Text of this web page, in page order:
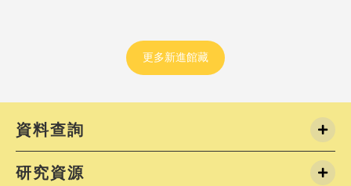
施工期間第二閱覽室將暫停開放，同
6604 會議室作為自習使用。實際施工
6604會議室開放時間，將於招標完成
有緊急狀況，請聯繫外雙溪校安值勤
(02)2882-5410 / 城區 (02)2389-0213暑
更多新進館藏
資料查詢
研究資源